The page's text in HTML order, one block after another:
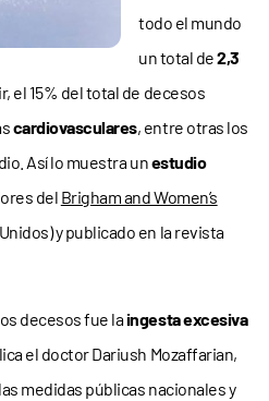
todo el mundo
un total de2,3
el 15% del total de decesos
cardiovasculares, entre otras los
Así lo muestra unestudio
del Brigham and Women’s
y publicado en la revista
decesos fue laingesta excesiva
el doctor Dariush Mozaffarian,
medidas públicas nacionales y